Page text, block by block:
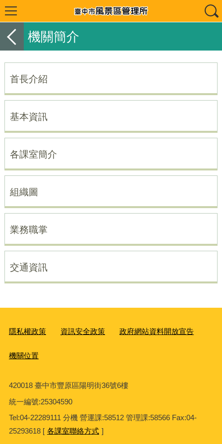
機關簡介
首長介紹
基本資訊
各課室簡介
組織圖
業務職掌
交通資訊
隱私權政策 資訊安全政策 政府網站資料開放宣告
機關位置
420018 臺中市豐原區陽明街36號6樓
統一編號:25304590
Tel:04-22289111 分機 營運課:58512 管理課:58566 Fax:04-
25293618 [ 各課室聯絡方式 ]